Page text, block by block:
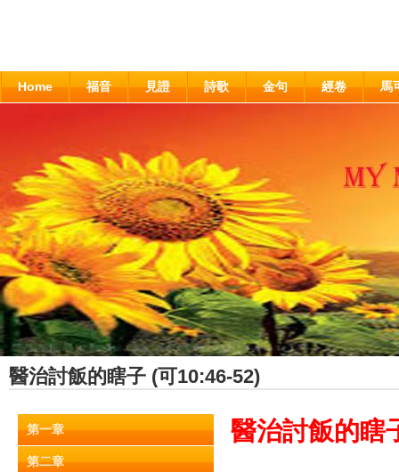
Home 福音 見證 詩歌 金句 經卷 馬
醫治討飯的瞎子 (可10:46-52)
第一章
第二章
醫治討飯的瞎